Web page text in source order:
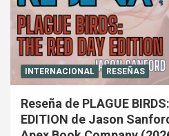
INTERNACIONAL RESEÑAS
Reseña de PLAGUE
EDITION de Jason